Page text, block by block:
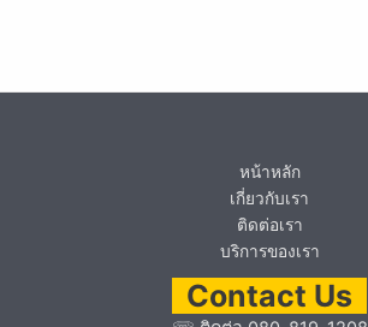
หน้าหลัก
เกี่ยวกับเรา
ติดต่อเรา
บริการของเรา
Contact Us